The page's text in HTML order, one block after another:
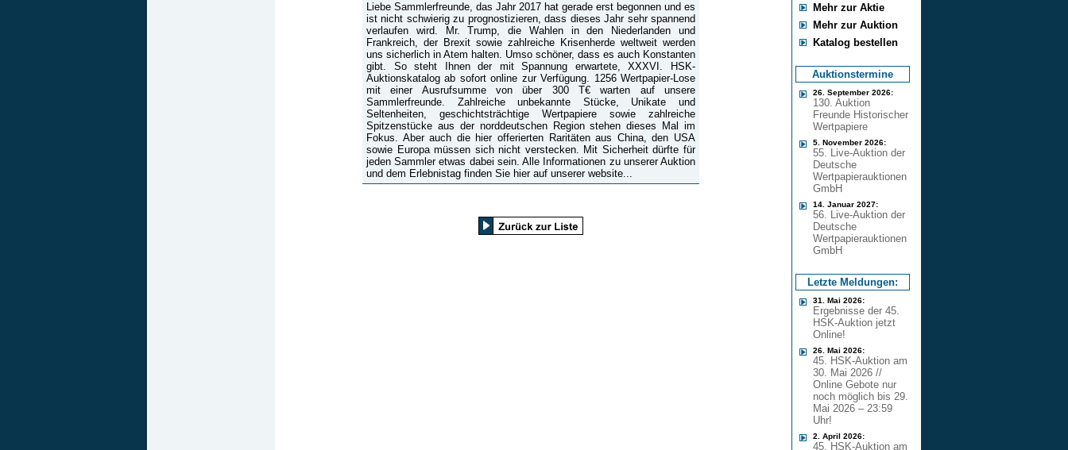
Liebe Sammlerfreunde, das Jahr 2017 hat gerade erst begonnen und es
ist nicht schwierig zu prognostizieren, dass dieses Jahr sehr spannend
verlaufen wird. Mr. Trump, die Wahlen in den Niederlanden und
Frankreich, der Brexit sowie zahlreiche Krisenherde weltweit werden
uns sicherlich in Atem halten. Umso schöner, dass es auch Konstanten
gibt. So steht Ihnen der mit Spannung erwartete, XXXVI. HSK-
Auktionskatalog ab sofort online zur Verfügung. 1256 Wertpapier-Lose
mit einer Ausrufsumme von über 300 T€ warten auf unsere
Sammlerfreunde. Zahlreiche unbekannte Stücke, Unikate und
Seltenheiten, geschichtsträchtige Wertpapiere sowie zahlreiche
Spitzenstücke aus der norddeutschen Region stehen dieses Mal im
Fokus. Aber auch die hier offerierten Raritäten aus China, den USA
sowie Europa müssen sich nicht verstecken. Mit Sicherheit dürfte für
jeden Sammler etwas dabei sein. Alle Informationen zu unserer Auktion
und dem Erlebnistag finden Sie hier auf unserer website...
Mehr zur Aktie
Mehr zur Auktion
Katalog bestellen
Auktionstermine
26. September 2026:
130. Auktion
Freunde Historischer
Wertpapiere
5. November 2026:
55. Live-Auktion der
Deutsche
Wertpapierauktionen
GmbH
14. Januar 2027:
56. Live-Auktion der
Deutsche
Wertpapierauktionen
GmbH
Letzte Meldungen:
31. Mai 2026:
Ergebnisse der 45.
HSK-Auktion jetzt
Online!
26. Mai 2026:
45. HSK-Auktion am
30. Mai 2026 //
Online Gebote nur
noch möglich bis 29.
Mai 2026 – 23:59
Uhr!
2. April 2026:
45. HSK-Auktion am